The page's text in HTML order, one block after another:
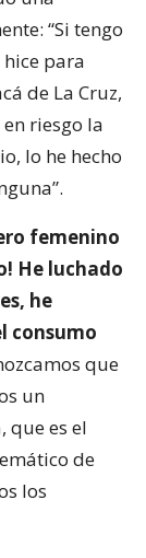
“Si tengo
para
de La Cruz,
riesgo la
lo he hecho
femenino
He luchado
he
consumo
que
un
que es el
de
los